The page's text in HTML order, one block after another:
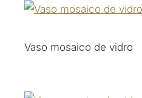
Vaso mosaico de vidro